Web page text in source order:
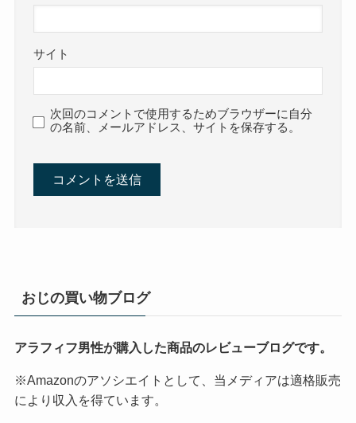
サイト
次回のコメントで使用するためブラウザーに自分
の名前、メールアドレス、サイトを保存する。
おじの買い物ブログ
アラフィフ男性が購入した商品のレビューブログです。
※Amazonのアソシエイトとして、当メディアは適格販売
により収入を得ています。